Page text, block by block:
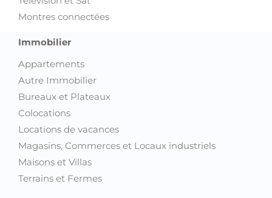
Montres connectées
Immobilier
Appartements
Autre Immobilier
Bureaux et Plateaux
Colocations
Locations de vacances
Magasins, Commerces et Locaux industriels
Maisons et Villas
Terrains et Fermes